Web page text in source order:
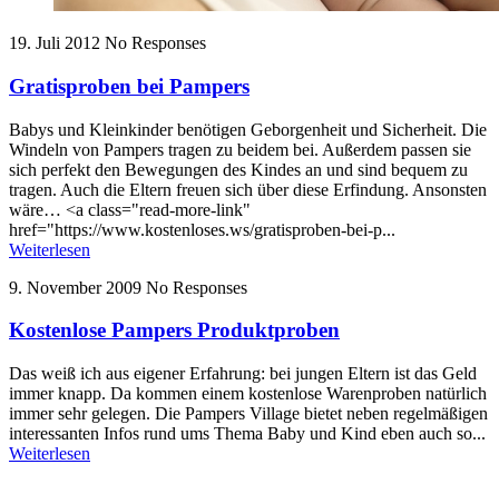
19. Juli 2012 No Responses
Gratisproben bei Pampers
Babys und Kleinkinder benötigen Geborgenheit und Sicherheit. Die
Windeln von Pampers tragen zu beidem bei. Außerdem passen sie
sich perfekt den Bewegungen des Kindes an und sind bequem zu
tragen. Auch die Eltern freuen sich über diese Erfindung. Ansonsten
wäre… <a class="read-more-link"
href="https://www.kostenloses.ws/gratisproben-bei-p...
Weiterlesen
9. November 2009 No Responses
Kostenlose Pampers Produktproben
Das weiß ich aus eigener Erfahrung: bei jungen Eltern ist das Geld
immer knapp. Da kommen einem kostenlose Warenproben natürlich
immer sehr gelegen. Die Pampers Village bietet neben regelmäßigen
interessanten Infos rund ums Thema Baby und Kind eben auch so...
Weiterlesen